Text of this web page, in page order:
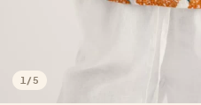
1 /5